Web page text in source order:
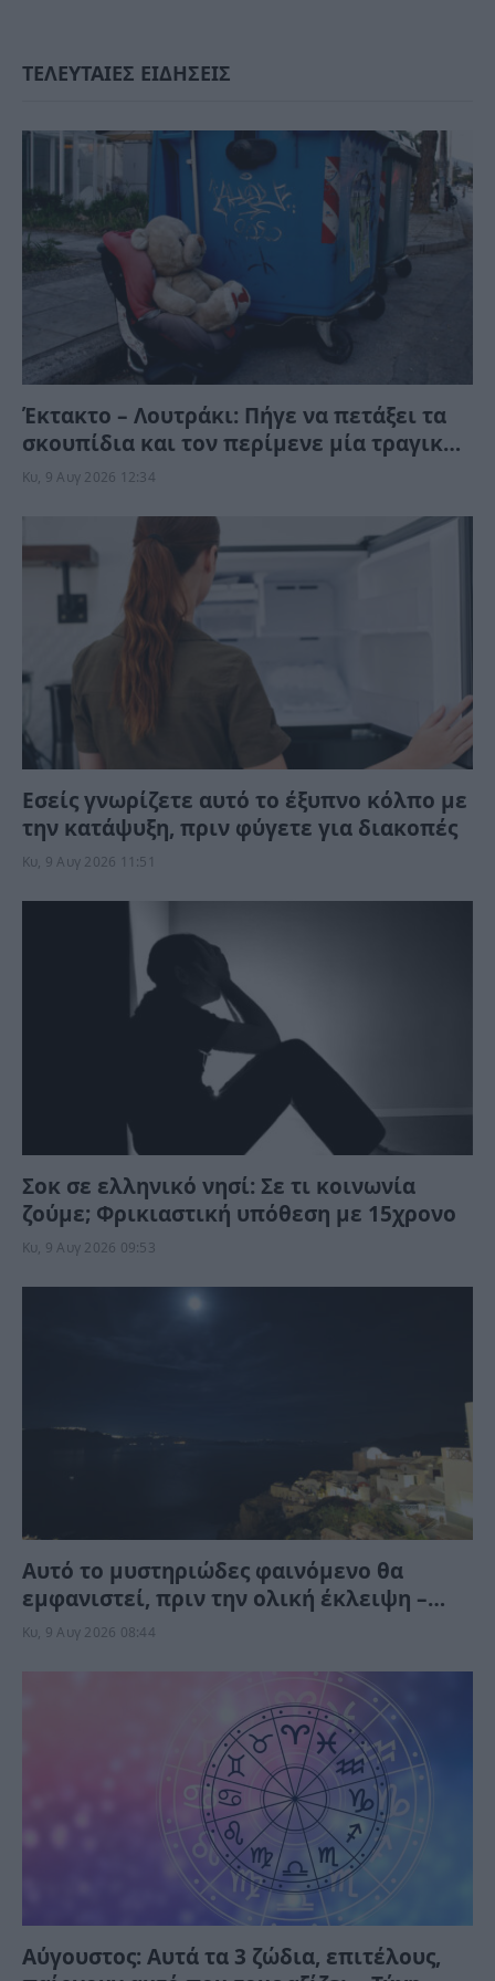
ΤΕΛΕΥΤΑΙΕΣ ΕΙΔΗΣΕΙΣ
Έκτακτο – Λουτράκι: Πήγε να πετάξει τα
σκουπίδια και τον περίμενε μία τραγική
στιγμή
Κυ, 9 Αυγ 2026 12:34
Εσείς γνωρίζετε αυτό το έξυπνο κόλπο με
την κατάψυξη, πριν φύγετε για διακοπές
Κυ, 9 Αυγ 2026 11:51
Σοκ σε ελληνικό νησί: Σε τι κοινωνία
ζούμε; Φρικιαστική υπόθεση με 15χρονο
Κυ, 9 Αυγ 2026 09:53
Αυτό το μυστηριώδες φαινόμενο θα
εμφανιστεί, πριν την ολική έκλειψη –
Μπορείτε να το δείτε αλλά όχι να το
Κυ, 9 Αυγ 2026 08:44
Αύγουστος: Αυτά τα 3 ζώδια, επιτέλους,